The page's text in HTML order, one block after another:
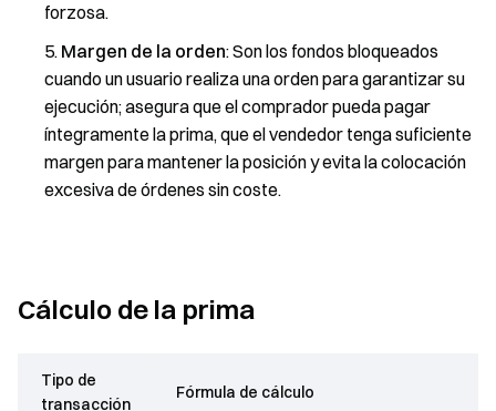
forzosa.
Margen de la orden: Son los fondos bloqueados
cuando un usuario realiza una orden para garantizar su
ejecución; asegura que el comprador pueda pagar
íntegramente la prima, que el vendedor tenga suficiente
margen para mantener la posición y evita la colocación
excesiva de órdenes sin coste.
Cálculo de la prima
Tipo de
transacción
Fórmula de cálculo